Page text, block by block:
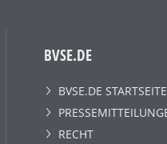
BVSE.DE
BVSE.DE STARTSEITE
RECHT